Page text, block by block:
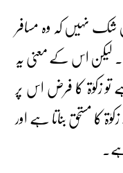
نہیں کہ وہ مسافر
لیکن اس کے معنی یہ
زکوٰۃ کا فرض اس پر
مستحق بناتا ہے اور